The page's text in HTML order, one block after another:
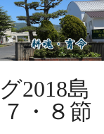
2018島
・８節